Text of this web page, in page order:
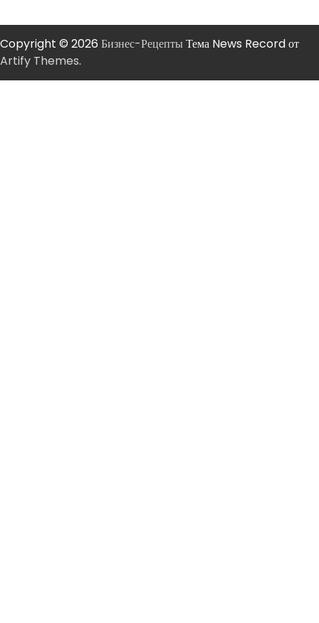
Copyright © 2026 Бизнес-РецептыТема News Record от
Artify Themes.